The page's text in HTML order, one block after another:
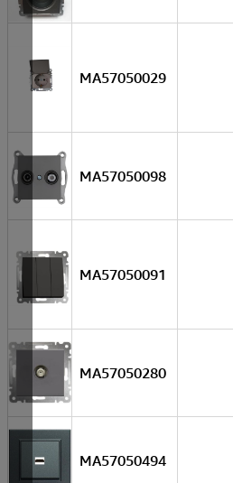
MA57050029
MA57050098
MA57050091
MA57050280
MA57050494